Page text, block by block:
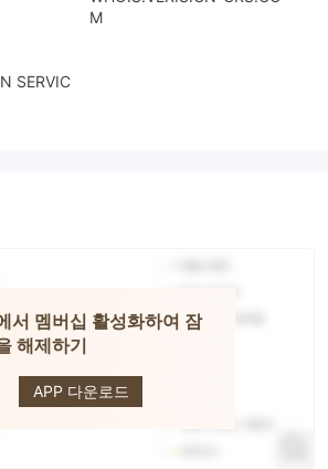
M
SERVIC
서 멤버십 활성화하여 잠
해제하기
APP 다운로드
IronTrade